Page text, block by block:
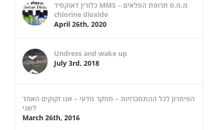
כלורין דאוקסיד MMS – מ.מ.ס תרופת הפלאים
chlorine dioxide
April 26th, 2020
Undress and wake up
July 3rd, 2018
הפיתרון לכל ההתמכרויות – מחקר מדעי – אנו זקוקים האחד
לשני
March 26th, 2016